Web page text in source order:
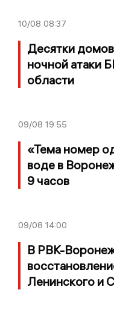
10/08 08:37
Десятки
ночной атаки
области
09/08 19:55
«Тема номер
воде в
9 часов
09/08 14:00
В РВК-
Ленинского и